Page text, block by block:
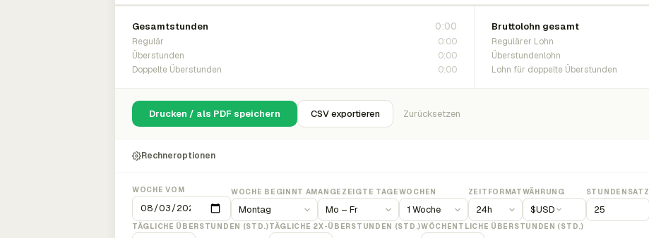
Gesamtstunden 0:00
Regulär 0:00
Überstunden 0:00
Doppelte Überstunden 0:00
Bruttolohn gesamt
Regulärer Lohn
Überstundenlohn
Lohn für doppelte Überstunden
Drucken / als PDF speichern CSV exportieren Zurücksetzen
Rechneroptionen
WOCHE VOM WOCHE BEGINNT AMANGEZEIGTE TAGEWOCHEN ZEITFORMATWÄHRUNG
$USD
STUNDENSATZ
TÄGLICHE ÜBERSTUNDEN (STD.)TÄGLICHE 2X-ÜBERSTUNDEN (STD.)WÖCHENTLICHE ÜBERSTUNDEN (STD.)